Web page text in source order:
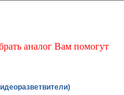
аналог Вам помогут